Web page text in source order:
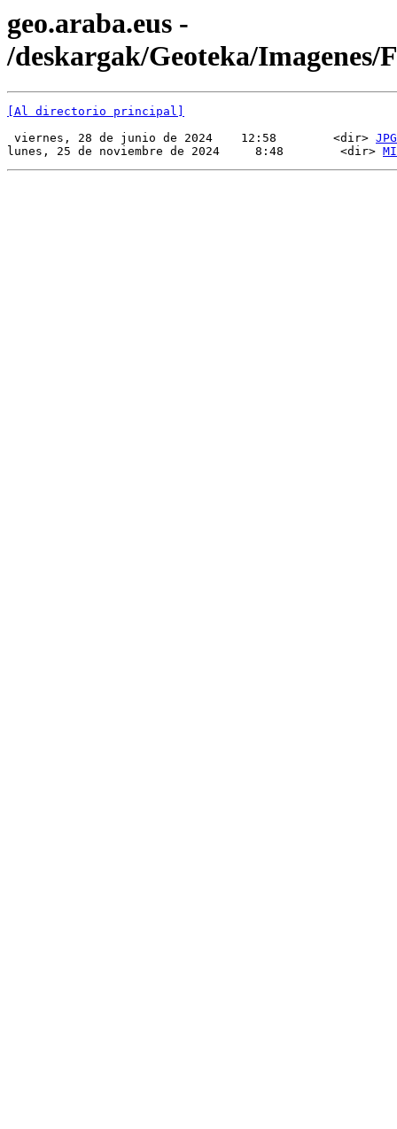
geo.araba.eus -
/deskargak/Geoteka/Imagenes/
[Al directorio principal]
viernes, 28 de junio de 2024    12:58        <dir> JPG
lunes, 25 de noviembre de 2024     8:48        <dir>